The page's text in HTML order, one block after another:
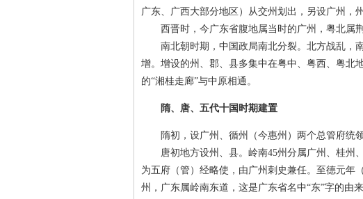
广东、广西大部分地区）从交州划出，另设广州，
西晋时，今广东省腹地属当时的广州，粤北属荆
南北朝时期，中国政局南北分裂。北方战乱，南
增。增设的州、郡、县多集中在粤中、粤西、粤北
的“湘桂走廊”与中原相通。
隋、唐、五代十国时期建置
隋初，设广州、循州（今惠州）两个总管府统领
唐初地方设州、县。岭南45州分属广州、桂州、
为五府（管）经略使，由广州刺史兼任。至德元年
州，广东属岭南东道，这是广东省名中“东”字的由